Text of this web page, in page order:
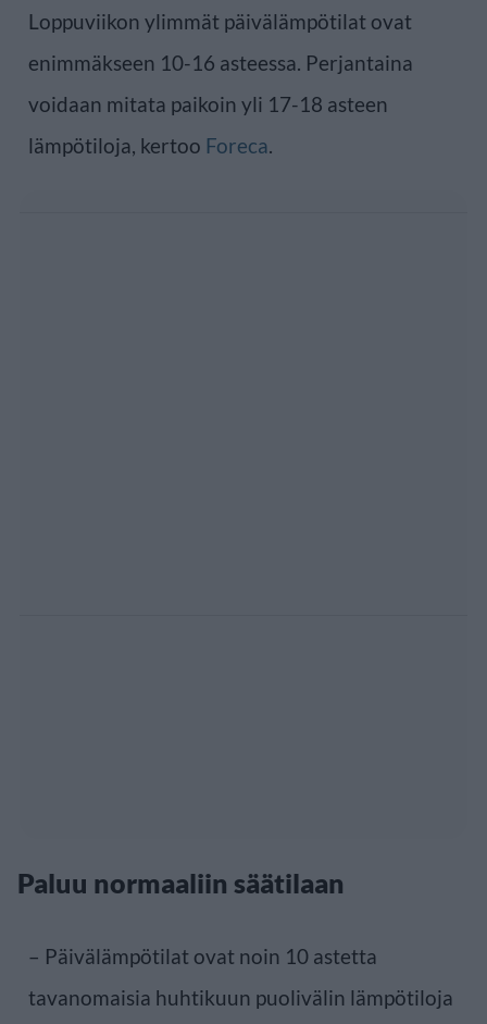
Loppuviikon ylimmät päivälämpötilat ovat
enimmäkseen 10-16 asteessa. Perjantaina
voidaan mitata paikoin yli 17-18 asteen
lämpötiloja, kertoo Foreca.
Paluu normaaliin säätilaan
– Päivälämpötilat ovat noin 10 astetta
tavanomaisia huhtikuun puolivälin lämpötiloja